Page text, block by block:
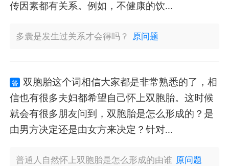
传因素都有关系。例如，不健康的饮...
多囊是发生过关系才会得吗？ 原问题
答
双胞胎这个词相信大家都是非常熟悉的了，相
信也有很多夫妇都希望自己怀上双胞胎。这时候
就会有很多朋友问到，双胞胎是怎么形成的？是
由男方决定还是由女方来决定？针对...
普通人自然怀上双胞胎是怎么形成的由谁 原问题